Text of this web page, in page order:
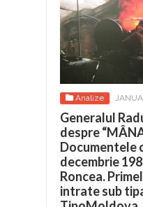
Analize
Generalul
despre
Documentele
decembrie
Roncea.
intrate sub